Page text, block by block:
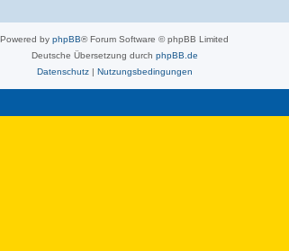
Powered by phpBB® Forum Software © phpBB Limited
Deutsche Übersetzung durch phpBB.de
Datenschutz| Nutzungsbedingungen